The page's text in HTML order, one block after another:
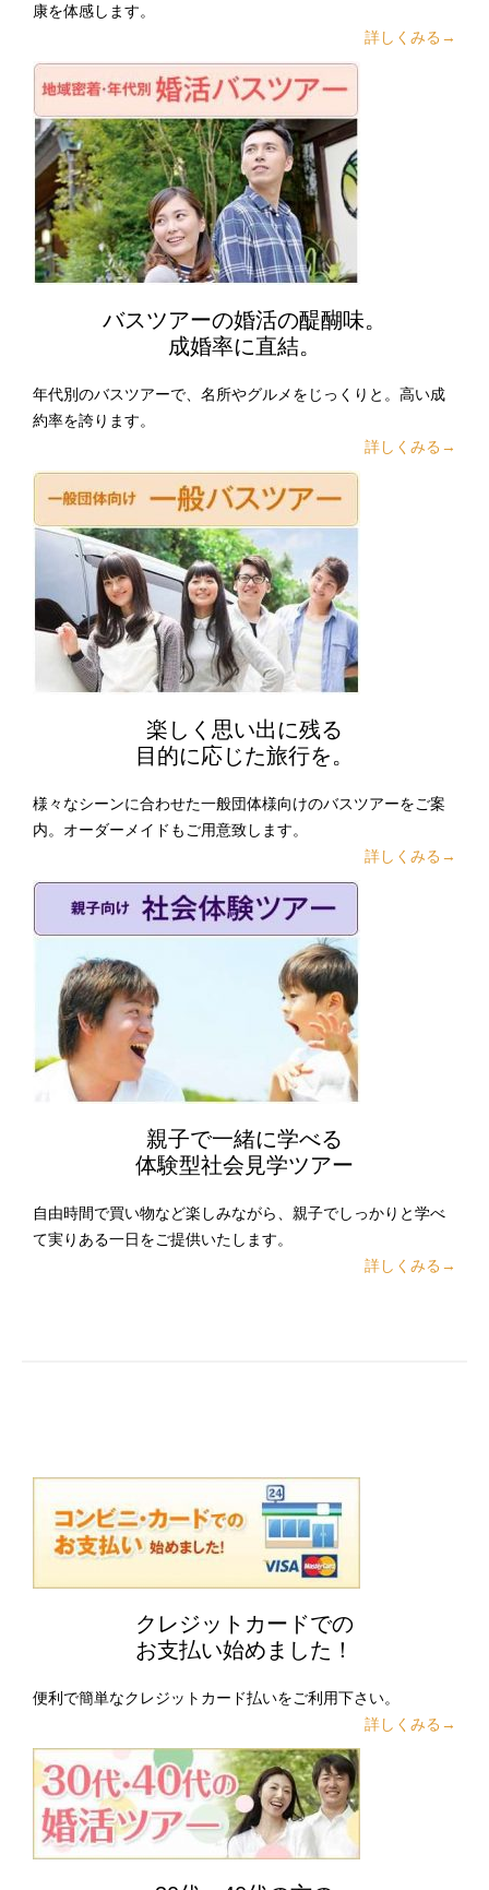
康を体感します。
詳しくみる→
バスツアーの婚活の醍醐味。
成婚率に直結。
年代別のバスツアーで、名所やグルメをじっくりと。高い成
約率を誇ります。
詳しくみる→
楽しく思い出に残る
目的に応じた旅行を。
様々なシーンに合わせた一般団体様向けのバスツアーをご案
内。オーダーメイドもご用意致します。
詳しくみる→
親子で一緒に学べる
体験型社会見学ツアー
自由時間で買い物など楽しみながら、親子でしっかりと学べ
て実りある一日をご提供いたします。
詳しくみる→
クレジットカードでの
お支払い始めました！
便利で簡単なクレジットカード払いをご利用下さい。
詳しくみる→